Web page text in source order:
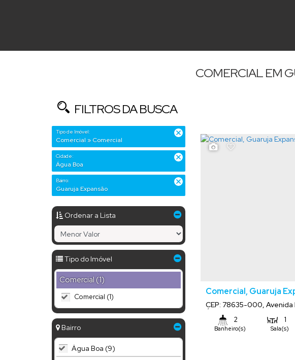
COMERCIAL EM
FILTROS DA BUSCA
Tipo de Imóvel:
Comercial » Comercial
Cidade:
Água Boa
Bairro:
Guaruja Expansão
Ordenar a Lista
Tipo do Imóvel
Comercial (1)
Comercial (1)
Bairro
Água Boa (9)
Comercial, Guaruja
CEP: 78635-000, Avenida
Água Boa
2
Banheiro(s)
1
Sala(s)